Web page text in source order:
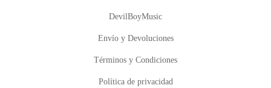
DevilBoyMusic
Envío y Devoluciones
Términos y Condiciones
Política de privacidad